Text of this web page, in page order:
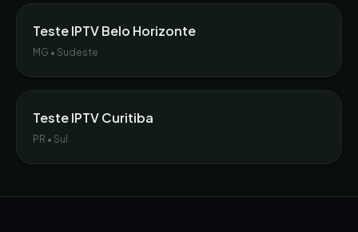
Teste IPTVBelo Horizonte
MG • Sudeste
Teste IPTVCuritiba
PR • Sul